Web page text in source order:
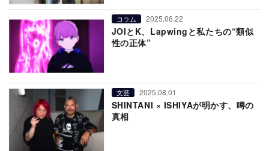
コラム 2025.06.22
JOIとK、Lapwingと私たちの“類似
性の正体”
文芸 2025.08.01
SHINTANI × ISHIYAが明かす、噂の
真相